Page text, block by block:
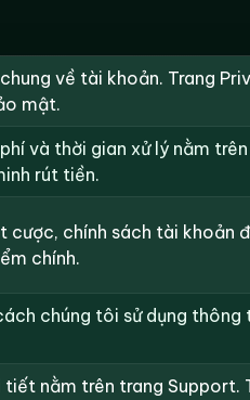
về tài khoản. Trang
mật.
và thời gian xử lý nằm
rút tiền.
chính sách tài khoản
chính.
chúng tôi sử dụng thông
nằm trên trang Support.